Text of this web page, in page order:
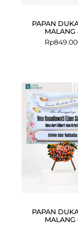
PAPAN
MALANG
Rp
PAPAN
MALANG